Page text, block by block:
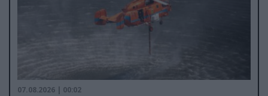
07.08.2026 | 00:02